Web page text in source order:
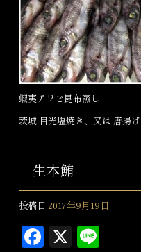
k
蝦夷アワビ昆布蒸し
茨城 目光塩焼き、又は 唐揚げ
生本鮪
投稿日 2017年9月19日
F X